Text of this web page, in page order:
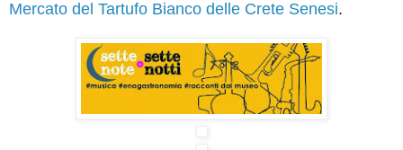
Mercato del Tartufo Bianco delle Crete Senesi.